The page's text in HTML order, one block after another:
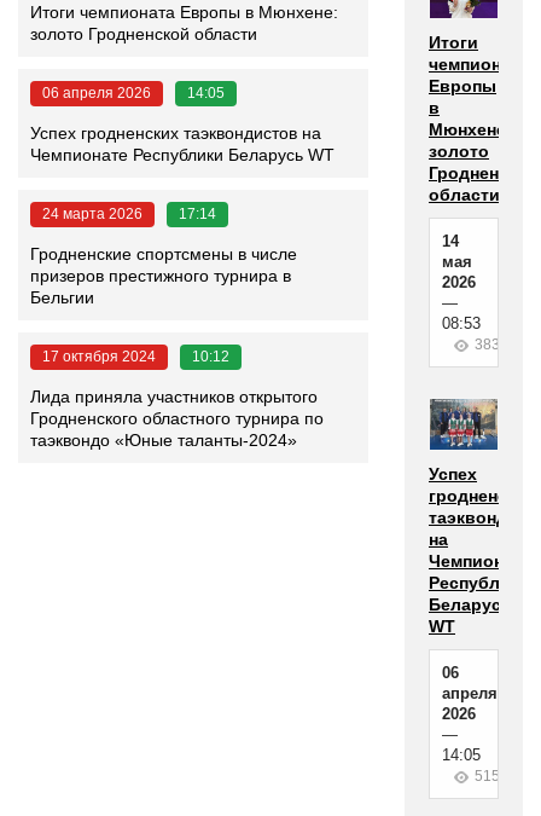
Итоги чемпионата Европы в Мюнхене:
золото Гродненской области
06 апреля 2026 14:05
Успех гродненских таэквондистов на
Чемпионате Республики Беларусь WT
24 марта 2026 17:14
Гродненские спортсмены в числе
призеров престижного турнира в
Бельгии
17 октября 2024 10:12
Лида приняла участников открытого
Гродненского областного турнира по
таэквондо «Юные таланты-2024»
Итоги
чемпионата
Европы
в
Мюнхене:
золото
Гродненской
области
14
мая
2026
—
08:53
383
Успех
гродненских
на
Чемпионате
Республики
Беларусь
WT
06
апреля
2026
—
14:05
515